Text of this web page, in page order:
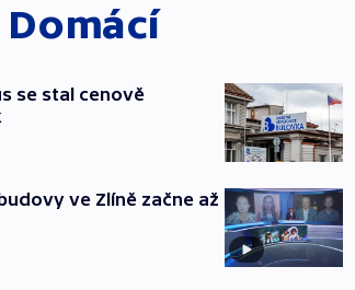
Domácí
se stal cenově
ve Zlíně začne až